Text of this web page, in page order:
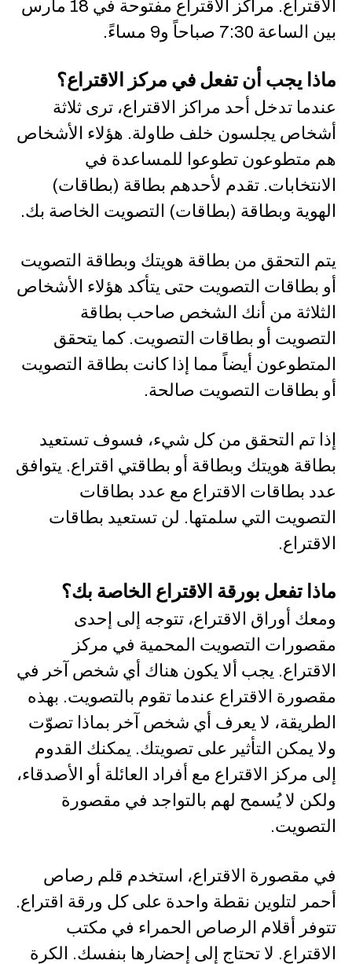
الاقتراع. مراكز الاقتراع مفتوحة في 18 مارس
بين الساعة 7:30 صباحاً و9 مساءً.
ماذا يجب أن تفعل في مركز الاقتراع؟
عندما تدخل أحد مراكز الاقتراع، ترى ثلاثة
أشخاص يجلسون خلف طاولة. هؤلاء الأشخاص
هم متطوعون تطوعوا للمساعدة في
الانتخابات. تقدم لأحدهم بطاقة (بطاقات)
الهوية وبطاقة (بطاقات) التصويت الخاصة بك.
يتم التحقق من بطاقة هويتك وبطاقة التصويت
أو بطاقات التصويت حتى يتأكد هؤلاء الأشخاص
الثلاثة من أنك الشخص صاحب بطاقة
التصويت أو بطاقات التصويت. كما يتحقق
المتطوعون أيضاً مما إذا كانت بطاقة التصويت
أو بطاقات التصويت صالحة.
إذا تم التحقق من كل شيء، فسوف تستعيد
بطاقة هويتك وبطاقة أو بطاقتي اقتراع. يتوافق
عدد بطاقات الاقتراع مع عدد بطاقات
التصويت التي سلمتها. لن تستعيد بطاقات
الاقتراع.
ماذا تفعل بورقة الاقتراع الخاصة بك؟
ومعك أوراق الاقتراع، تتوجه إلى إحدى
مقصورات التصويت المحمية في مركز
الاقتراع. يجب ألا يكون هناك أي شخص آخر في
مقصورة الاقتراع عندما تقوم بالتصويت. بهذه
الطريقة، لا يعرف أي شخص آخر بماذا تصوّت
ولا يمكن التأثير على تصويتك. يمكنك القدوم
إلى مركز الاقتراع مع أفراد العائلة أو الأصدقاء،
ولكن لا يُسمح لهم بالتواجد في مقصورة
التصويت.
في مقصورة الاقتراع، استخدم قلم رصاص
أحمر لتلوين نقطة واحدة على كل ورقة اقتراع.
تتوفر أقلام الرصاص الحمراء في مكتب
الاقتراع. لا تحتاج إلى إحضارها بنفسك. الكرة